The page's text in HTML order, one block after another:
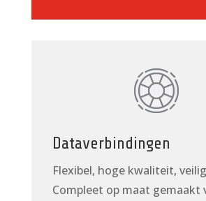
Dataverbindingen
Flexibel, hoge kwaliteit,
Compleet op maat gemaakt